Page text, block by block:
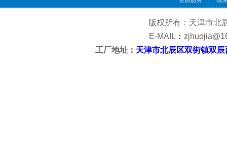
版权所有：天津市北
E-MAIL ：
工厂地址： 天津市北辰区双街镇双